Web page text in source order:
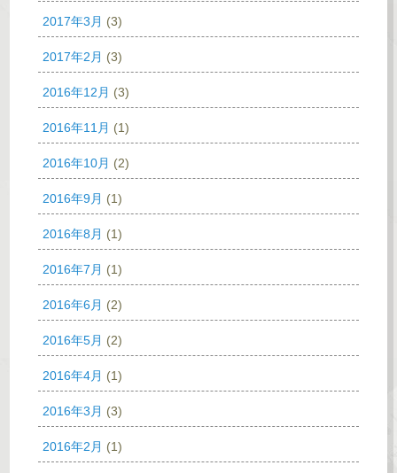
2017年3月 (3)
2017年2月 (3)
2016年12月 (3)
2016年11月 (1)
2016年10月 (2)
2016年9月 (1)
2016年8月 (1)
2016年7月 (1)
2016年6月 (2)
2016年5月 (2)
2016年4月 (1)
2016年3月 (3)
2016年2月 (1)